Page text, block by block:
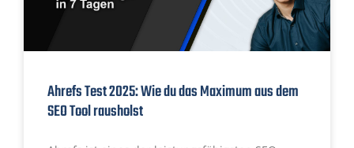
Ahrefs Test 2025: Wie du das Maximum aus dem
SEO Tool rausholst